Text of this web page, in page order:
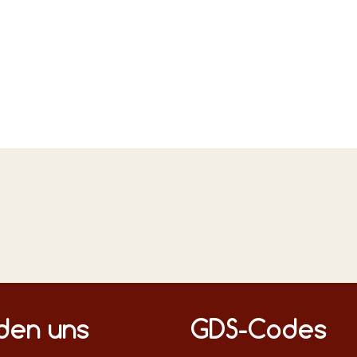
uns GDS-Codes